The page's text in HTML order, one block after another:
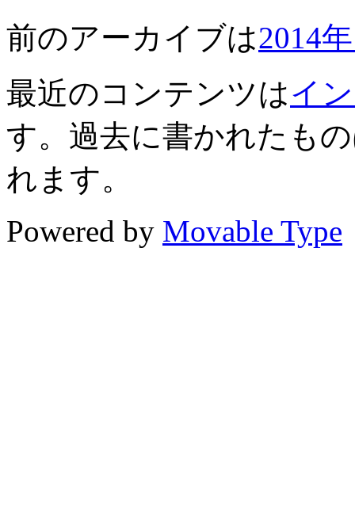
前のアーカイブは2014
最近のコンテンツはイ
す。過去に書かれたも
れます。
Powered by Movable Type